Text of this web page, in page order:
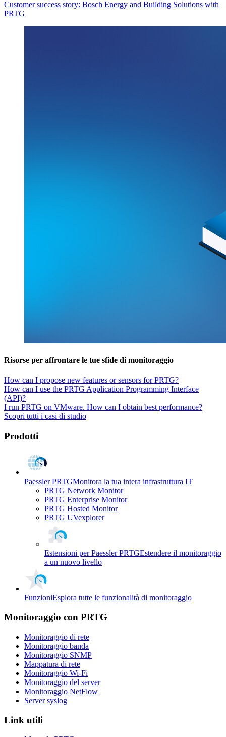
Customer success story: Bosch Energy and Building Solutions with
PRTG
Risorse per affrontare le tue sfide di monitoraggio
How can I propose new features or sensors for PRTG?
How can I use the PRTG Application Programming Interface
(API)?
I run PRTG on VMware. How can I obtain best performance?
Scopri tutti i casi di studio
Prodotti
Paessler PRTGMonitora la tua intera infrastruttura IT
PRTG Network Monitor
PRTG Enterprise Monitor
PRTG Hosted Monitor
PRTG UVexplorer
Estensioni per Paessler PRTGEstendere il monitoraggio
a un nuovo livello
FunzioniEsplora tutte le funzionalità di monitoraggio
Monitoraggio con PRTG
Monitoraggio di rete
Monitoraggio banda
Monitoraggio SNMP
Mappatura di rete
Monitoraggio Wi-Fi
Monitoraggio del server
Monitoraggio NetFlow
Server syslog
Link utili